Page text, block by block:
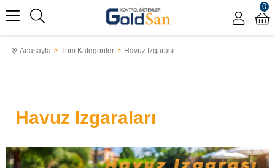
0
Anasayfa Tüm Kategoriler Havuz Izgarası
Havuz Izgaraları